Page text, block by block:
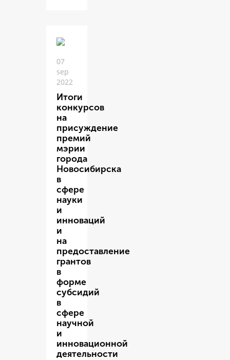
07
sep
2022
Итоги
конкурсов
на
присуждение
премий
мэрии
города
Новосибирска
в
сфере
науки
и
инноваций
и
на
предоставление
грантов
в
форме
субсидий
в
сфере
научной
и
инновационной
деятельности